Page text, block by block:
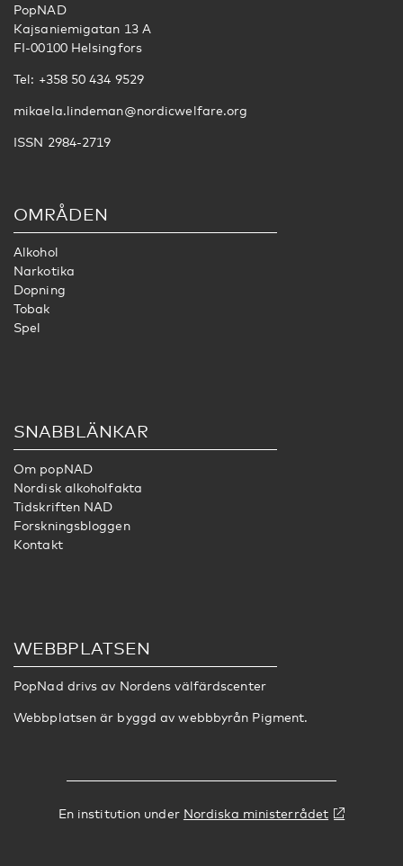
PopNAD
Kajsaniemigatan 13 A
FI-00100 Helsingfors
Tel: +358 50 434 9529
mikaela.lindeman@nordicwelfare.org
ISSN 2984-2719
OMRÅDEN
Alkohol
Narkotika
Dopning
Tobak
Spel
SNABBLÄNKAR
Om popNAD
Nordisk alkoholfakta
Tidskriften NAD
Forskningsbloggen
Kontakt
WEBBPLATSEN
PopNad drivs av Nordens välfärdscenter
Webbplatsen är byggd av webbbyrån Pigment.
En institution under Nordiska ministerrådet